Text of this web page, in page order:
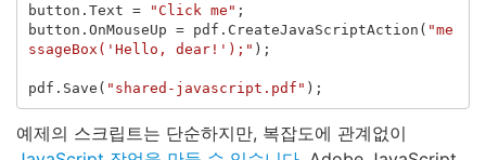
button . Text = "Click me" ;
button . OnMouseUp = pdf . CreateJavaScriptAction ( "me
ssageBox('Hello, dear!');" );
pdf . Save ( "shared-javascript.pdf" );
예제의 스크립트는 단순하지만, 복잡도에 관계없이